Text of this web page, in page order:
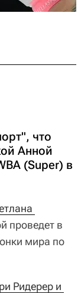
что
Анной
(Super) в
проведет в
мира по
Ридерер и